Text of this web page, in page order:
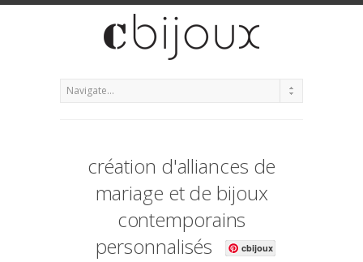
création d'alliances de
mariage et de bijoux
contemporains
personnalisés
cbijoux